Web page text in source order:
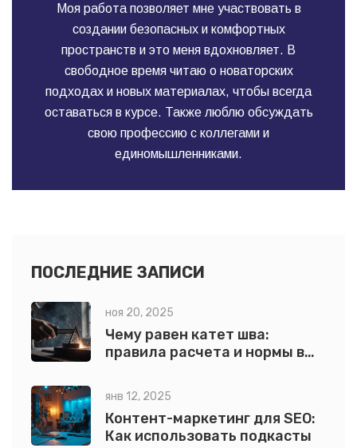
Моя работа позволяет мне участвовать в
создании безопасных и комфортных
пространств и это меня вдохновляет. В
свободное время читаю о новаторских
подходах и новых материалах, чтобы всегда
оставаться в курсе. Также люблю обсуждать
свою профессию с коллегами и
единомышленниками.
ПОСЛЕДНИЕ ЗАПИСИ
ноя 20, 2025
Чему равен катет шва:
правила расчета и нормы в
янв 12, 2025
Контент-маркетинг для SEO:
Как использовать подкасты